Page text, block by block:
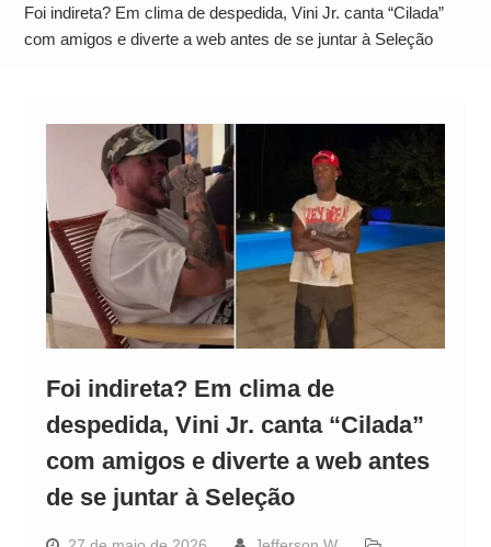
Neymar Chama Santos de “Esquisito” após
Vazamentos e Expõe Dívida de R$ 80 Milhões
Foi indireta? Em clima de despedida, Vini Jr. canta “Cilada”
com amigos e diverte a web antes de se juntar à Seleção
Foi indireta? Em clima de
despedida, Vini Jr. canta “Cilada”
com amigos e diverte a web antes
de se juntar à Seleção